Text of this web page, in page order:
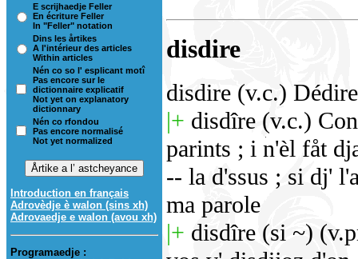
E scrijhaedje Feller
En écriture Feller
In "Feller" notation
Dins les årtikes
A l'intérieur des articles
Within articles
Nén co so l' esplicant motî
Pas encore sur le
dictionnaire explicatif
Not yet on explanatory
dictionnary
Nén co rfondou
Pas encore normalisé
Not yet normalized
Introduction en français
Adrovèdje è walon (sins xh)
Adrovaedje e walon (avou xh)
Programaedje :
disdire
disdire (v.c.)
|+ disdîre (v.c.)
parints ; i n'èl fåt
-- la d'ssus ; si dj'
ma parole
|+ disdîre (si ~)